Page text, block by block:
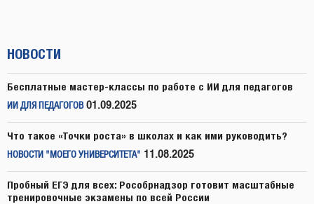
НОВОСТИ
Бесплатные мастер-классы по работе с ИИ для педагогов
ИИ ДЛЯ ПЕДАГОГОВ 01.09.2025
Что такое «Точки роста» в школах и как ими руководить?
НОВОСТИ "МОЕГО УНИВЕРСИТЕТА" 11.08.2025
Пробный ЕГЭ для всех: Рособрнадзор готовит масштабные
тренировочные экзамены по всей России